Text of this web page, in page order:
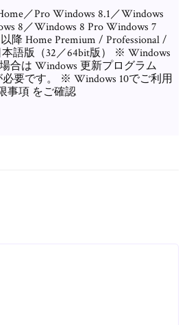
／Pro Windows 8.1／Windows
8／Windows 8 Pro Windows 7
以降 Home Premium / Professional /
語版（32／64bit版） ※ Windows
合は Windows 更新プログラム
必要です。 ※ Windows 10でご利用
事項 をご確認